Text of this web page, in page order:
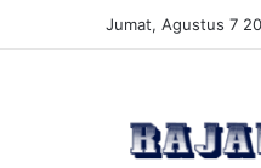
Jumat, Agustus 7